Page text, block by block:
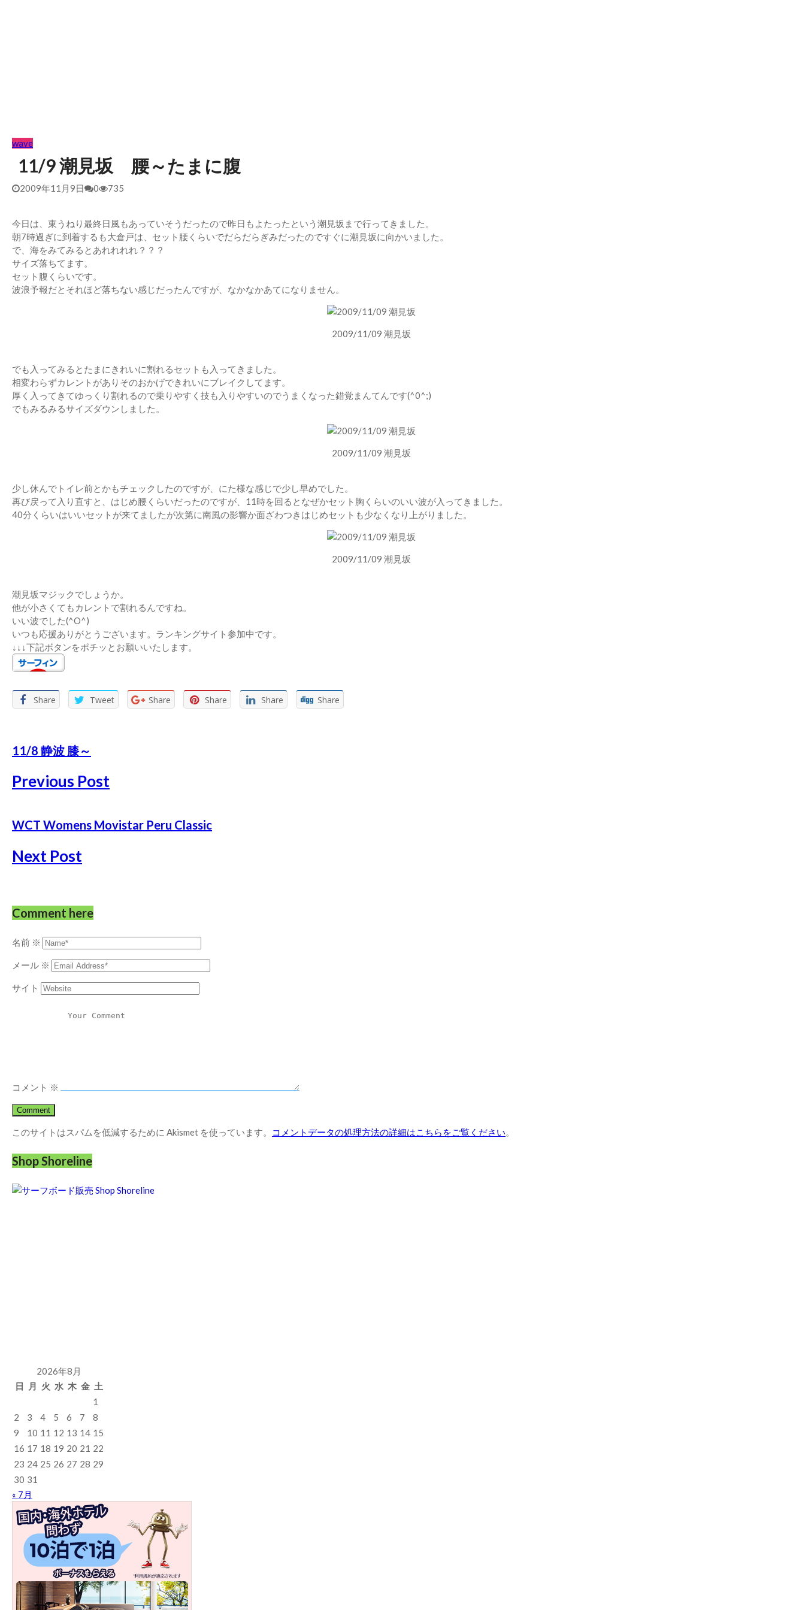
wave
11/9 潮見坂 腰～たまに腹
2009年11月9日 0 735
今日は、東うねり最終日風もあっていそうだったので昨日もよたったという潮見坂まで行ってきました。
朝7時過ぎに到着するも大倉戸は、セット腰くらいでだらだらぎみだったのですぐに潮見坂に向かいました。
で、海をみてみるとあれれれれ？？？
サイズ落ちてます。
セット腹くらいです。
波浪予報だとそれほど落ちない感じだったんですが、なかなかあてになりません。
2009/11/09 潮見坂
でも入ってみるとたまにきれいに割れるセットも入ってきました。
相変わらずカレントがありそのおかげできれいにブレイクしてます。
厚く入ってきてゆっくり割れるので乗りやすく技も入りやすいのでうまくなった錯覚まんてんです(^0^;)
でもみるみるサイズダウンしました。
2009/11/09 潮見坂
少し休んでトイレ前とかもチェックしたのですが、にた様な感じで少し早めでした。
再び戻って入り直すと、はじめ腰くらいだったのですが、11時を回るとなぜかセット胸くらいのいい波が入ってきました。
40分くらいはいいセットが来てましたが次第に南風の影響か面ざわつきはじめセットも少なくなり上がりました。
2009/11/09 潮見坂
潮見坂マジックでしょうか。
他が小さくてもカレントで割れるんですね。
いい波でした(^O^)
いつも応援ありがとうございます。ランキングサイト参加中です。
↓↓↓下記ボタンをポチッとお願いいたします。
Share Tweet Share Share Share Share
11/8 静波 膝～
Previous Post
WCT Womens Movistar Peru Classic
Next Post
Comment here
名前 ※
メール ※
サイト
コメント ※
このサイトはスパムを低減するために Akismet を使っています。 コメントデータの処理方法の詳細はこちらをご覧ください。
Shop Shoreline
2026年8月
日
月 火 水 木 金 土
1
2
3 4 5 6 7
8
9
10 11 12 13 14 15
16 17 18 19 20 21 22
23 24 25 26 27 28 29
30 31
« 7月